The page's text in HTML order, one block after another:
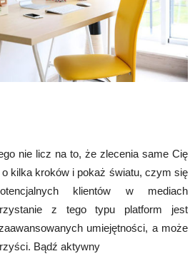
nie licz na to, że zlecenia same Cię
kilka kroków i pokaż światu, czym się
klientów w mediach
z tego typu platform jest
umiejętności, a może
Bądź aktywny